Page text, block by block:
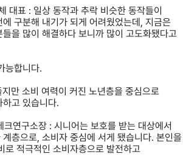
대표 : 일상 동작과 추락 비슷한 동작들이
구분해 내기가 되게 어려웠었는데, 지금은
을 많이 해결하다 보니까 많이 고도화됐다고
능합니다.
만 소비 여력이 커진 노년층을 중심으로
고 있습니다.
연구소장 : 시니어는 보호를 받는 대상에서
층으로, 소비자 중심에 서게 됐습니다. 본인을
로 적극적인 소비자층으로 발전하고